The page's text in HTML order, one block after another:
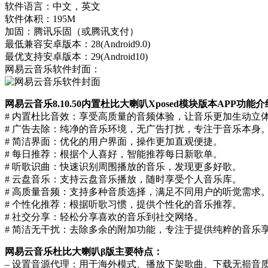
软件语言：中文，英文
软件体积：195M
加固：腾讯乐固（或腾讯支付）
最低兼容安卓版本：28(Android9.0)
最优支持安卓版本：29(Android10)
网易云音乐软件封面：
网易云音乐8.10.50内置杜比大喇叭Xposed模块版本APP功能介
# 内置杜比音效：享受高质量的音频体验，让音乐更加生动立体
# 广告去除：纯净的音乐环境，无广告打扰，专注于音乐本身。
# 简洁界面：优化的用户界面，操作更加直观便捷。
# 每日推荐：根据个人喜好，智能推荐每日新歌单。
# 听歌识曲：快速识别周围播放的音乐，发现更多好歌。
# 云盘音乐：支持云盘音乐播放，随时享受个人音乐库。
# 高质量音频：支持多种音质选择，满足不同用户的听觉需求。
# 个性化推荐：根据听歌习惯，提供个性化的音乐推荐。
# 社交分享：轻松分享喜欢的音乐到社交网络。
# 简洁无干扰：去除多余的附加功能，专注于提供纯粹的音乐享
网易云音乐杜比大喇叭β版主要特点：
– 设置音源代理：用于海外模式、播放下架歌曲、下载无损音